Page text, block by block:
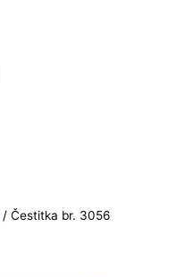
/ Čestitka br. 3056